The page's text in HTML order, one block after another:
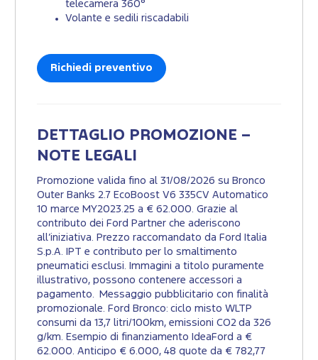
telecamera 360°
Volante e sedili riscadabili
Richiedi preventivo
DETTAGLIO PROMOZIONE –
NOTE LEGALI
Promozione valida fino al 31/08/2026 su Bronco
Outer Banks 2.7 EcoBoost V6 335CV Automatico
10 marce MY2023.25 a € 62.000. Grazie al
contributo dei Ford Partner che aderiscono
all’iniziativa. Prezzo raccomandato da Ford Italia
S.p.A. IPT e contributo per lo smaltimento
pneumatici esclusi. Immagini a titolo puramente
illustrativo, possono contenere accessori a
pagamento. Messaggio pubblicitario con finalità
promozionale. Ford Bronco: ciclo misto WLTP
consumi da 13,7 litri/100km, emissioni CO2 da 326
g/km. Esempio di finanziamento IdeaFord a €
62.000. Anticipo € 6.000, 48 quote da € 782,77